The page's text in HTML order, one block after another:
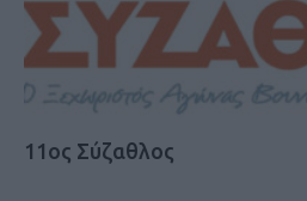
11ος Σύζαθλος